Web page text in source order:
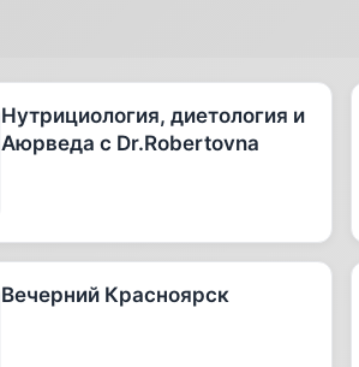
Нутрициология, диетология и
Аюрведа с Dr.Robertovna
Вечерний Красноярск